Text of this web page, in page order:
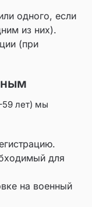
одного, если
из них).
(при
лет) мы
для
на военный